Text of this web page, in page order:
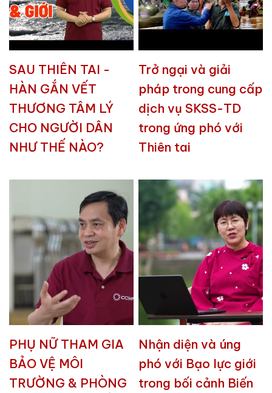
SAU THIÊN TAI -
HÀN GẮN VẾT
THƯƠNG TÂM LÝ
CHO NGƯỜI DÂN
NHƯ THẾ NÀO?
Trở ngại và giải
pháp trong cung cấp
dịch vụ SKSS-TD
trong ứng phó với
Thiên tai
PHỤ NỮ THAM GIA
BẢO VỆ MÔI
TRƯỜNG & PHÒNG
Nhận diện và úng
phó với Bạo lực giới
trong bối cảnh Biến